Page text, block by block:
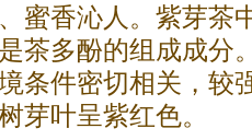
蜜香沁人。紫芽茶
茶多酚的组成成分
条件密切相关，较
芽叶呈紫红色。